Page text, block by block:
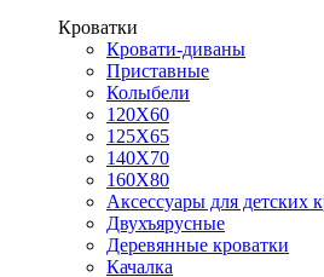
Кроватки
Кровати-диваны
Приставные
Колыбели
120Х60
125X65
140Х70
160Х80
Аксессуары для детских
Двухъярусные
Деревянные кроватки
Качалка